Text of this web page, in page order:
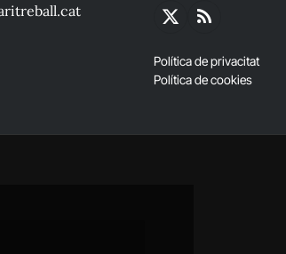
X
RSS
Política de privacitat
Política de cookies